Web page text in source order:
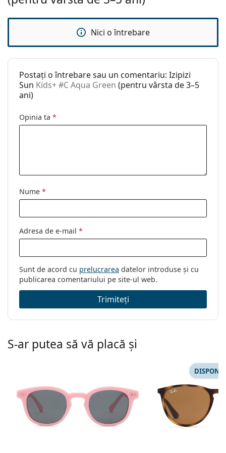
3–5 ani
Categorie:
Ochelari de soare
Brand:
Izipizi
Utilizare:
Modă
Cod:
dioptrii:
Nici o întrebare
Postați o întrebare sau un comentariu: Izipizi
Sun Kids+ #C Aqua Green (pentru vârsta de 3–5
ani)
Opinia ta *
Nume *
Adresa de e-mail *
Sunt de acord cu prelucrarea datelor introduse și cu
publicarea comentariului pe site-ul web.
Trimiteți
S-ar putea să vă placă și